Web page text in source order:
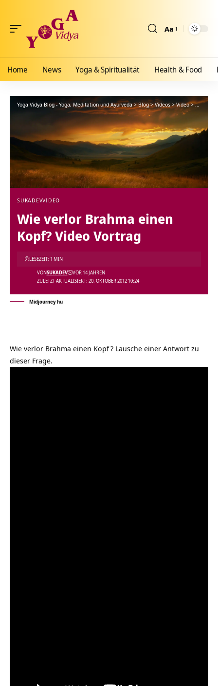
Aa
Home News Yoga & Spiritualität Health & Food
Yoga Vidya Blog - Yoga, Meditation und Ayurveda>Blog>Videos>Video>Wie
SUKADEVVIDEO
Wie verlor Brahma einen
Kopf? Video Vortrag
ZULETZT AKTUALISIERT: 20. OKTOBER 2012 10:24
VONSUKADEV VOR 14 JAHREN
LESEZEIT: 1 MIN
Midjourney hu
Wie verlor Brahma einen Kopf? Lausche einer Antwort zu
dieser Frage.